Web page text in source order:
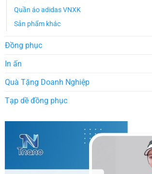
Quần áo adidas VNXK
Sản phẩm khác
Đồng phục
In ấn
Quà Tặng Doanh Nghiệp
Tạp dề đồng phục